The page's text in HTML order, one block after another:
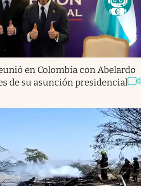
en Colombia con Abelardo
de su asunción presidencial